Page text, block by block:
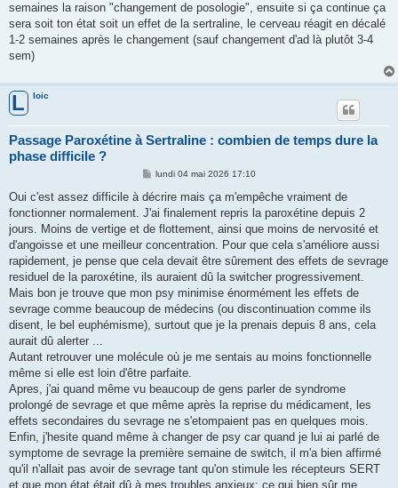
semaines la raison "changement de posologie", ensuite si ça continue ça
sera soit ton état soit un effet de la sertraline, le cerveau réagit en décalé
1-2 semaines après le changement (sauf changement d'ad là plutôt 3-4
sem)
L loic
Passage Paroxétine à Sertraline : combien de temps dure la
phase difficile ?
M
s
a
g
lundi 04 mai 2026 17:10
Oui c'est assez difficile à décrire mais ça m'empêche vraiment de
fonctionner normalement. J'ai finalement repris la paroxétine depuis 2
jours. Moins de vertige et de flottement, ainsi que moins de nervosité et
d'angoisse et une meilleur concentration. Pour que cela s'améliore aussi
rapidement, je pense que cela devait être sûrement des effets de sevrage
residuel de la paroxétine, ils auraient dû la switcher progressivement.
Mais bon je trouve que mon psy minimise énormément les effets de
sevrage comme beaucoup de médecins (ou discontinuation comme ils
disent, le bel euphémisme), surtout que je la prenais depuis 8 ans, cela
aurait dû alerter ...
Autant retrouver une molécule où je me sentais au moins fonctionnelle
même si elle est loin d'être parfaite.
Apres, j'ai quand même vu beaucoup de gens parler de syndrome
prolongé de sevrage et que même après la reprise du médicament, les
effets secondaires du sevrage ne s'etompaient pas en quelques mois.
Enfin, j'hesite quand même à changer de psy car quand je lui ai parlé de
symptome de sevrage la première semaine de switch, il m'a bien affirmé
qu'il n'allait pas avoir de sevrage tant qu'on stimule les récepteurs SERT
et que mon état était dû à mes troubles anxieux; ce qui bien sûr me